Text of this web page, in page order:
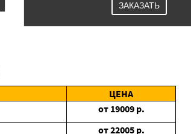
ЗАКАЗАТЬ
ЦЕНА
от 19009 р.
от22005 р.